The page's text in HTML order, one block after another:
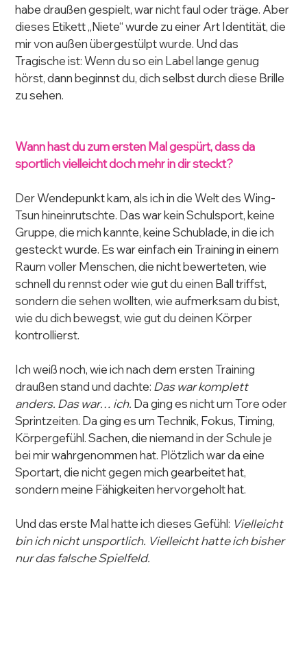
habe draußen gespielt, war nicht faul oder träge. Aber
dieses Etikett „Niete“ wurde zu einer Art Identität, die
mir von außen übergestülpt wurde. Und das
Tragische ist: Wenn du so ein Label lange genug
hörst, dann beginnst du, dich selbst durch diese Brille
zu sehen.
Wann hast du zum ersten Mal gespürt, dass da
sportlich vielleicht doch mehr in dir steckt?
Der Wendepunkt kam, als ich in die Welt des Wing-
Tsun hineinrutschte. Das war kein Schulsport, keine
Gruppe, die mich kannte, keine Schublade, in die ich
gesteckt wurde. Es war einfach ein Training in einem
Raum voller Menschen, die nicht bewerteten, wie
schnell du rennst oder wie gut du einen Ball triffst,
sondern die sehen wollten, wie aufmerksam du bist,
wie du dich bewegst, wie gut du deinen Körper
kontrollierst.
Ich weiß noch, wie ich nach dem ersten Training
draußen stand und dachte: Das war komplett
anders. Das war… ich. Da ging es nicht um Tore oder
Sprintzeiten. Da ging es um Technik, Fokus, Timing,
Körpergefühl. Sachen, die niemand in der Schule je
bei mir wahrgenommen hat. Plötzlich war da eine
Sportart, die nicht gegen mich gearbeitet hat,
sondern meine Fähigkeiten hervorgeholt hat.
Und das erste Mal hatte ich dieses Gefühl: Vielleicht
bin ich nicht unsportlich. Vielleicht hatte ich bisher
nur das falsche Spielfeld.